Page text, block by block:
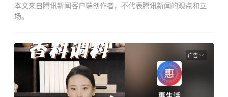
本文来自腾讯新闻客户端创作者，不代表腾讯新闻的观点和立
场。
广告